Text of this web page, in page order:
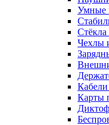
Умные
Чехлы
Карты